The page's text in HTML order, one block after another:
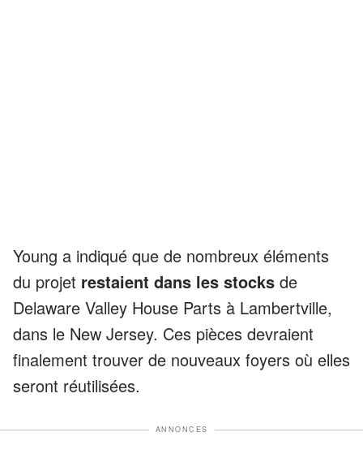
Young a indiqué que de nombreux éléments
du projet restaient dans les stocks de
Delaware Valley House Parts à Lambertville,
dans le New Jersey. Ces pièces devraient
finalement trouver de nouveaux foyers où elles
seront réutilisées.
ANNONCES